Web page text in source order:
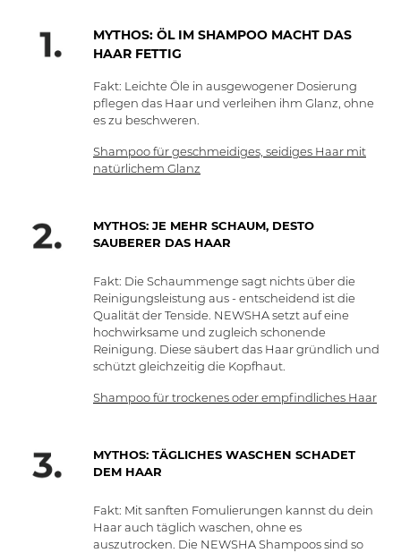
MYTHOS: ÖL IM SHAMPOO MACHT DAS
HAAR FETTIG
Fakt: Leichte Öle in ausgewogener Dosierung
pflegen das Haar und verleihen ihm Glanz, ohne
es zu beschweren.
Shampoo für geschmeidiges, seidiges Haar mit
natürlichem Glanz
MYTHOS: JE MEHR SCHAUM, DESTO
SAUBERER DAS HAAR
Fakt: Die Schaummenge sagt nichts über die
Reinigungsleistung aus - entscheidend ist die
Qualität der Tenside. NEWSHA setzt auf eine
hochwirksame und zugleich schonende
Reinigung. Diese säubert das Haar gründlich und
schützt gleichzeitig die Kopfhaut.
Shampoo für trockenes oder empfindliches Haar
MYTHOS: TÄGLICHES WASCHEN SCHADET
DEM HAAR
Fakt: Mit sanften Fomulierungen kannst du dein
Haar auch täglich waschen, ohne es
auszutrocken. Die NEWSHA Shampoos sind so